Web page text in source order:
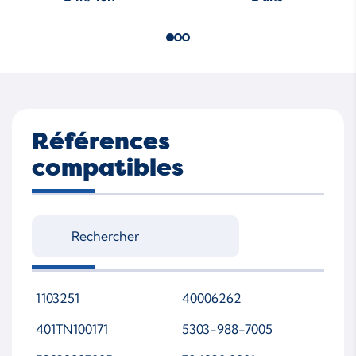
Références
compatibles
1103251
40006262
401TN100171
5303-988-7005